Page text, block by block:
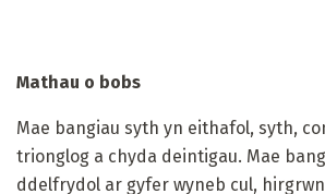
Mathau o bobs
Mae bangiau syth yn eithafol, syth,
trionglog a chyda deintigau. Mae
ddelfrydol ar gyfer wyneb cul,